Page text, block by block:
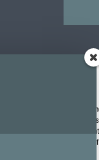
Afin de fournir la meilleure
votre navigateur internet. Le fait de
comportement de navigation ou les
consentement peut avoir un effet